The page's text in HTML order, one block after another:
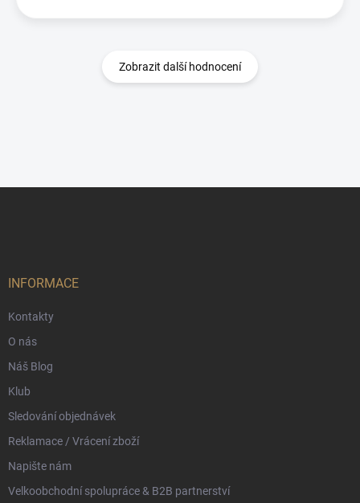
Zobrazit další hodnocení
INFORMACE
Kontakty
O nás
Náš Blog
Klub
Sledování objednávek
Reklamace / Vrácení zboží
Napište nám
Velkoobchodní spolupráce & B2B partnerství